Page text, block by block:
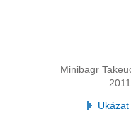
Minibagr
2011